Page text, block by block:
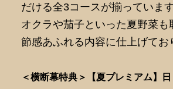
だける全3コースが揃っています
オクラや茄子といった夏野菜も
節感あふれる内容に仕上げてお
＜横断幕特典＞【夏プレミアム】